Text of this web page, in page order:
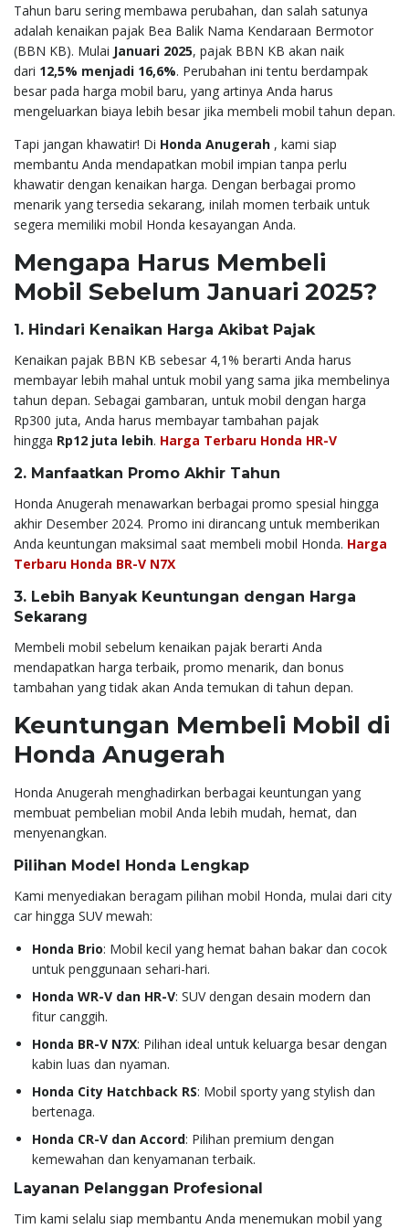
Tahun baru sering membawa perubahan, dan salah satunya
adalah kenaikan pajak Bea Balik Nama Kendaraan Bermotor
(BBN KB). Mulai Januari 2025, pajak BBN KB akan naik
dari 12,5% menjadi 16,6%. Perubahan ini tentu berdampak
besar pada harga mobil baru, yang artinya Anda harus
mengeluarkan biaya lebih besar jika membeli mobil tahun depan.
Tapi jangan khawatir! Di Honda Anugerah , kami siap
membantu Anda mendapatkan mobil impian tanpa perlu
khawatir dengan kenaikan harga. Dengan berbagai promo
menarik yang tersedia sekarang, inilah momen terbaik untuk
segera memiliki mobil Honda kesayangan Anda.
Mengapa Harus Membeli
Mobil Sebelum Januari 2025?
1. Hindari Kenaikan Harga Akibat Pajak
Kenaikan pajak BBN KB sebesar 4,1% berarti Anda harus
membayar lebih mahal untuk mobil yang sama jika membelinya
tahun depan. Sebagai gambaran, untuk mobil dengan harga
Rp300 juta, Anda harus membayar tambahan pajak
hingga Rp12 juta lebih. Harga Terbaru Honda HR-V
2. Manfaatkan Promo Akhir Tahun
Honda Anugerah menawarkan berbagai promo spesial hingga
akhir Desember 2024. Promo ini dirancang untuk memberikan
Anda keuntungan maksimal saat membeli mobil Honda. Harga
Terbaru Honda BR-V N7X
3. Lebih Banyak Keuntungan dengan Harga
Sekarang
Membeli mobil sebelum kenaikan pajak berarti Anda
mendapatkan harga terbaik, promo menarik, dan bonus
tambahan yang tidak akan Anda temukan di tahun depan.
Keuntungan Membeli Mobil di
Honda Anugerah
Honda Anugerah menghadirkan berbagai keuntungan yang
membuat pembelian mobil Anda lebih mudah, hemat, dan
menyenangkan.
Pilihan Model Honda Lengkap
Kami menyediakan beragam pilihan mobil Honda, mulai dari city
car hingga SUV mewah:
Honda Brio: Mobil kecil yang hemat bahan bakar dan cocok
untuk penggunaan sehari-hari.
Honda WR-V dan HR-V: SUV dengan desain modern dan
fitur canggih.
Honda BR-V N7X: Pilihan ideal untuk keluarga besar dengan
kabin luas dan nyaman.
Honda City Hatchback RS: Mobil sporty yang stylish dan
bertenaga.
Honda CR-V dan Accord: Pilihan premium dengan
kemewahan dan kenyamanan terbaik.
Layanan Pelanggan Profesional
Tim kami selalu siap membantu Anda menemukan mobil yang